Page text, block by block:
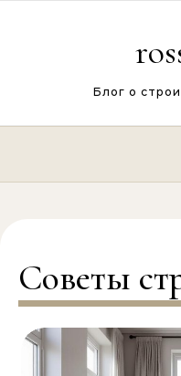
Блог о
Советы